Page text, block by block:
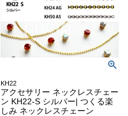
KH22
アクセサリー ネックレスチェー
ン KH22-S シルバー| つくる楽
しみ ネックレスチェーン